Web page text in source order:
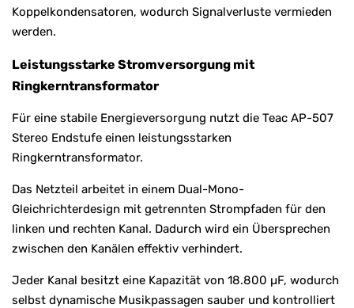
Koppelkondensatoren, wodurch Signalverluste vermieden
werden.
Leistungsstarke Stromversorgung mit
Ringkerntransformator
Für eine stabile Energieversorgung nutzt die Teac AP-507
Stereo Endstufe einen leistungsstarken
Ringkerntransformator.
Das Netzteil arbeitet in einem Dual-Mono-
Gleichrichterdesign mit getrennten Strompfaden für den
linken und rechten Kanal. Dadurch wird ein Übersprechen
zwischen den Kanälen effektiv verhindert.
Jeder Kanal besitzt eine Kapazität von 18.800 µF, wodurch
selbst dynamische Musikpassagen sauber und kontrolliert